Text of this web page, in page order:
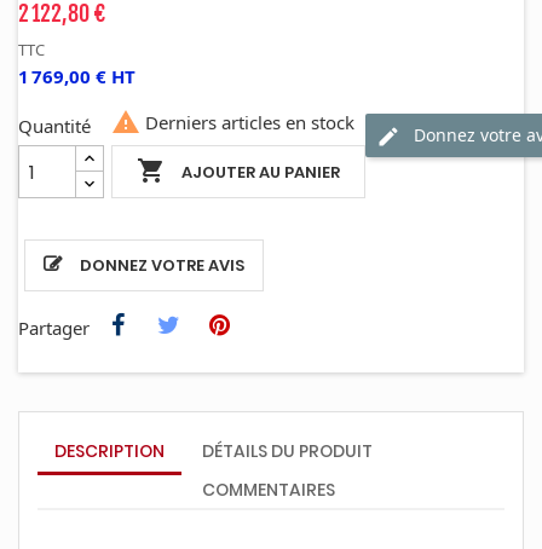
2 122,80 €
TTC
1 769,00 € HT
Quantité
 AJOUTER AU PANIER
 Derniers articles en stock
DONNEZ VOTRE AVIS
Donnez votre
Partager
DESCRIPTION
DÉTAILS DU PRODUIT
COMMENTAIRES